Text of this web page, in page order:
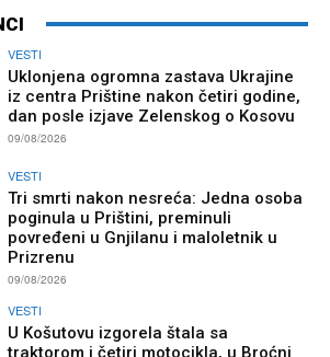
VESTI
Uklonjena ogromna zastava Ukrajine
iz centra Prištine nakon četiri godine,
dan posle izjave Zelenskog o Kosovu
09/08/2026
VESTI
Tri smrti nakon nesreća: Jedna osoba
poginula u Prištini, preminuli
povređeni u Gnjilanu i maloletnik u
Prizrenu
09/08/2026
VESTI
U Košutovu izgorela štala sa
traktorom i četiri motocikla, u Broćni